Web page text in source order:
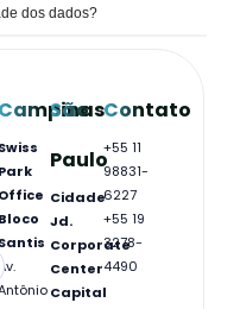
dos dados?
Campinas
Swiss
Park
Office
Bloco
Santis
Av.
São
Paulo
Cidade
Jd.
Corporate
Center
Capital
Contato
+55 11
98831-
6227
+55 19
3278-
4490